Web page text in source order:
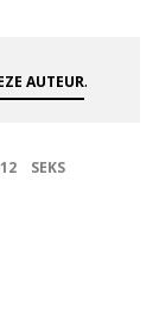
AUTEUR.
SEKS